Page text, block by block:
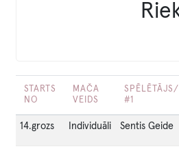
STARTS
NO
MAČA
VEIDS
SPĒLĒTĀJS/I
#1
14.grozs Individuāli Sentis Geide